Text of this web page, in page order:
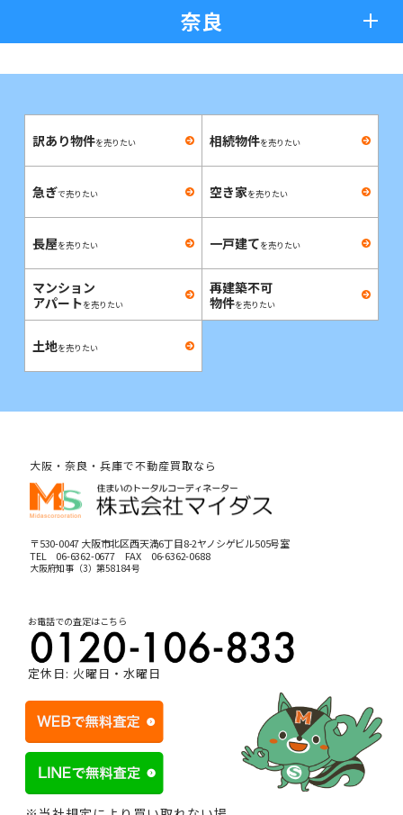
奈良
訳あり物件を売りたい 相続物件を売りたい
急ぎで売りたい 空き家を売りたい
長屋を売りたい 一戸建てを売りたい
マンション
アパートを売りたい
再建築不可
物件を売りたい
土地を売りたい
大阪・奈良・兵庫で不動産買取なら
〒530-0047 大阪市北区西天満6丁目8-2ヤノシゲビル505号室
TEL 06-6362-0677FAX 06-6362-0688
大阪府知事（3）第58184号
お電話での査定はこちら
定休日: 火曜日・水曜日